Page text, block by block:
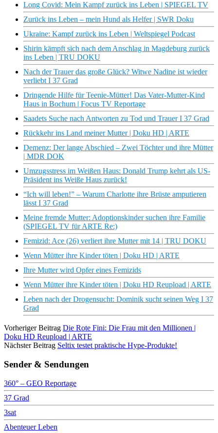
Long Covid: Mein Kampf zurück ins Leben | SPIEGEL TV
Zurück ins Leben – mein Hund als Helfer | SWR Doku
Ukraine: Kampf zurück ins Leben | Weltspiegel Podcast
Shirin kämpft sich nach dem Anschlag in Magdeburg zurück
ins Leben | TRU DOKU
Nach der Trauer das große Glück? Witwe Nadine ist wieder
verliebt I 37 Grad
Dringende Hilfe für Teenie-Mütter! Das Vater-Mutter-Kind
Haus in Bochum | Focus TV Reportage
Saadets Suche nach Antworten zu Tod und Trauer I 37 Grad
Rückkehr ins Land meiner Mutter | Doku HD | ARTE
Demenz: Der lange Abschied – Zwei Töchter und ihre Mütter
| MDR DOK
Umzugsstress im Weißen Haus: Donald Trump kehrt als US-
Präsident ins Weiße Haus zurück!
“Ich will leben!” – Warum Charlotte ihre Brüste amputieren
lässt I 37 Grad
Meine fremde Mutter: Adoptionskinder suchen ihre Familie
(SPIEGEL TV für ARTE Re:)
Femizid: Ace (26) verliert ihre Mutter mit 14 | TRU DOKU
Wenn Mütter ihre Kinder töten | Doku HD | ARTE
Ihre Mutter wird Opfer eines Femizids
Wenn Mütter ihre Kinder töten | Doku HD Reupload | ARTE
Leben nach der Drogensucht: Dominik sucht seinen Weg I 37
Grad
Vorheriger Beitrag Die Rote Fini: Die Frau mit den Millionen |
Doku HD Reupload | ARTE
Nächster Beitrag Seltix testet praktische Hype-Produkte!
Sender & Sendungen
360° – GEO Reportage
37 Grad
3sat
Abenteuer Leben